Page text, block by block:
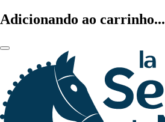
Adicionando ao carrinho...